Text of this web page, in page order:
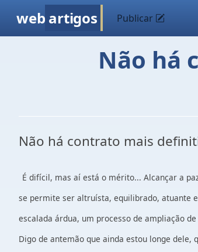
web artigos Publicar
Não há
Não há contrato mais
É difícil, mas aí está o mérito... Alcançar a
se permite ser altruísta, equilibrado, atuante
escalada árdua, um processo de ampliação
Digo de antemão que ainda estou longe dele,